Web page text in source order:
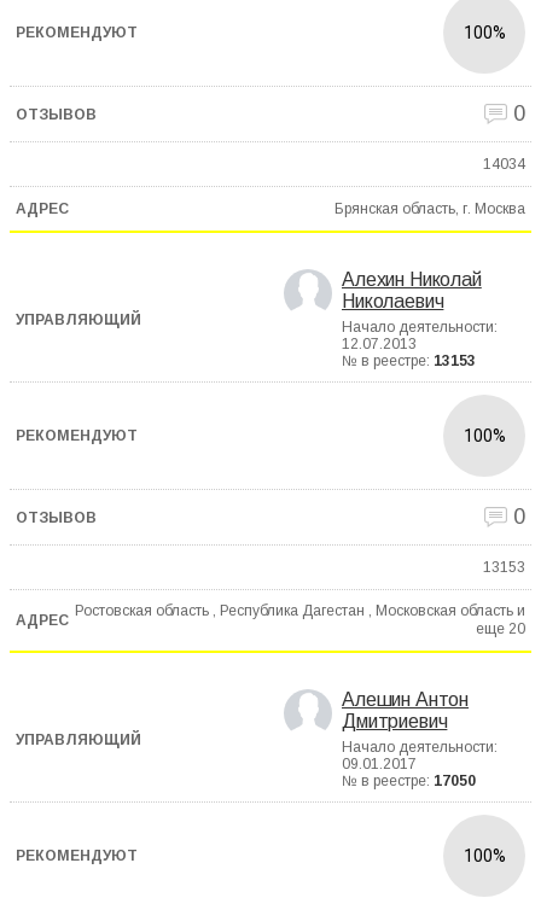
100%
0
14034
Брянская область, г. Москва
Алехин Николай
Николаевич
Начало деятельности:
12.07.2013
№ в реестре: 13153
100%
0
13153
Ростовская область , Республика Дагестан , Московская область и
еще 20
Алешин Антон
Дмитриевич
Начало деятельности:
09.01.2017
№ в реестре: 17050
100%